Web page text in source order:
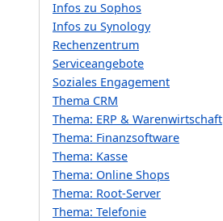
Infos zu Sophos
Infos zu Synology
Rechenzentrum
Serviceangebote
Soziales Engagement
Thema CRM
Thema: ERP & Warenwirtschaft
Thema: Finanzsoftware
Thema: Kasse
Thema: Online Shops
Thema: Root-Server
Thema: Telefonie